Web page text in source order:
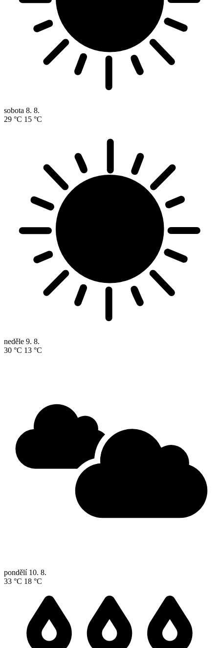
sobota 8. 8.
29 °C 15 °C
neděle 9. 8.
30 °C 13 °C
pondělí 10. 8.
33 °C 18 °C